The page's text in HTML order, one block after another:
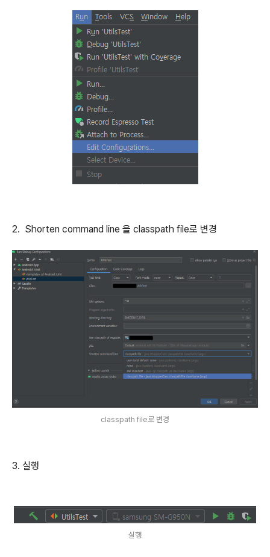
2. Shorten command line 을 classpath file로 변경
classpath file로 변경
3. 실행
실행